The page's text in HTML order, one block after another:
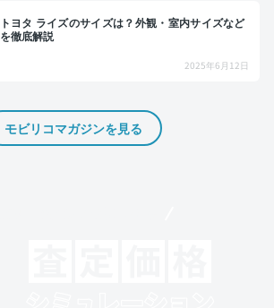
トヨタ ライズのサイズは？外観・室内サイズなど
を徹底解説
2025年6月12日
モビリコマガジンを見る